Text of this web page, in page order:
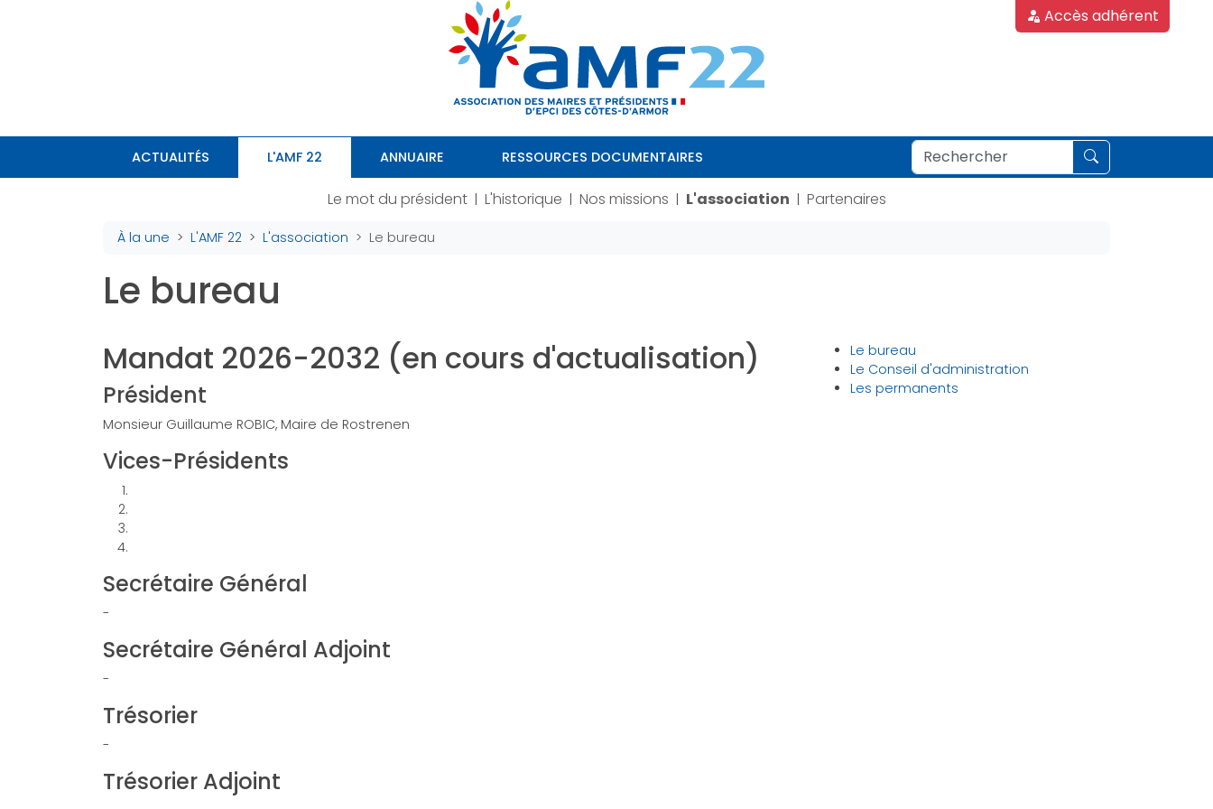
Accès adhérent
ACTUALITÉS L'AMF 22 ANNUAIRE RESSOURCES DOCUMENTAIRES
Le mot du président | L'historique | Nos missions | L'association | Partenaires
À la une L'AMF 22 L'association Le bureau
Le bureau
Mandat 2026-2032 (en cours d'actualisation)
Président
Monsieur Guillaume ROBIC, Maire de Rostrenen
Vices-Présidents
Secrétaire Général
-
Secrétaire Général Adjoint
-
Trésorier
-
Trésorier Adjoint
Le bureau
Le Conseil d'administration
Les permanents